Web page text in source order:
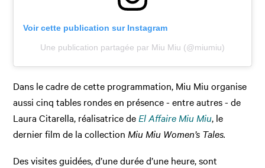
Voir cette publication sur Instagram
Une publication partagée par Miu Miu (@miumiu)
Dans le cadre de cette programmation, Miu Miu organise
aussi cinq tables rondes en présence - entre autres - de
Laura Citarella, réalisatrice de El Affaire Miu Miu, le
dernier film de la collection Miu Miu Women’s Tales.
Des visites guidées, d’une durée d’une heure, sont